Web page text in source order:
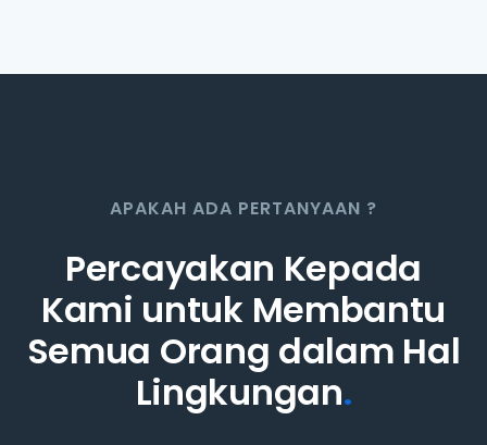
APAKAH ADA PERTANYAAN ?
Percayakan Kepada
Kami untuk Membantu
Semua Orang dalam Hal
Lingkungan.